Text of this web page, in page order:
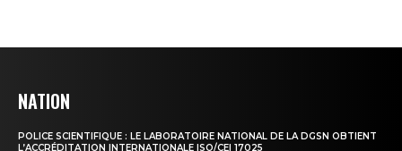
NATION
POLICE SCIENTIFIQUE : LE LABORATOIRE NATIONAL DE LA DGSN OBTIENT
L’ACCRÉDITATION INTERNATIONALE ISO/CEI 17025